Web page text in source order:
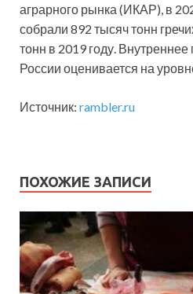
аграрного рынка (ИКАР), в
собрали 892 тысяч тонн
тонн в 2019 году. Внутреннее
России оценивается на
Источник: rambler.ru
ПОХОЖИЕ ЗАПИСИ